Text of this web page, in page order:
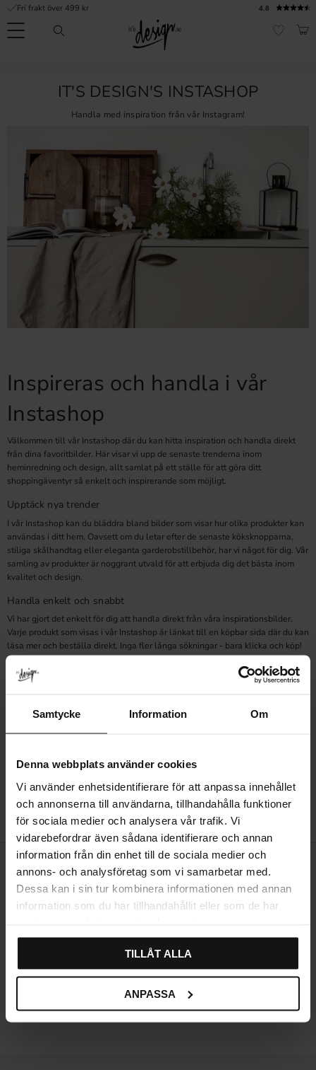
Samtycke Information Om
Denna webbplats använder cookies
Vi använder enhetsidentifierare för att anpassa innehållet
och annonserna till användarna, tillhandahålla funktioner
för sociala medier och analysera vår trafik. Vi
vidarebefordrar även sådana identifierare och annan
information från din enhet till de sociala medier och
annons- och analysföretag som vi samarbetar med.
Dessa kan i sin tur kombinera informationen med annan
information som du har tillhandahållit eller som de har
TILLÅT ALLA
ANPASSA
Meny
4.8
Fri frakt över 499 kr
IT'S DESIGN'S INSTASHOP
Handla med inspiration från vår Instagram!
Inspireras och handla i vår
Instashop
Välkommen till vår Instashop där du kan hitta inspiration och handla direkt
från dina favoritbilder. Här visar vi upp de senaste trenderna inom
heminredning och design, allt samlat på ett ställe för att göra ditt
shoppingäventyr så enkelt och inspirerande som möjligt.
Upptäck nya trender
I vår Instashop kan du bläddra bland bilder som visar hur olika produkter kan
användas i ditt hem. Oavsett om du letar efter de senaste köksknopparna,
stiliga skålhandtag eller eleganta garderobstillbehör, har vi något för dig. Vår
samling av produkter är noggrant utvald för att erbjuda dig det bästa inom
kvalitet och design.
Handla enkelt och snabbt
Vi har gjort det enkelt för dig att handla direkt från våra inspirationsbilder.
Varje produkt som visas i vår Instashop är länkat till en köpbar sida där du kan
läsa mer och beställa direkt. Inga fler långa sökningar - bara klicka och köp!
Skapa ditt drömhem
Med produkter från ledande leverantörer kan du vara säker på att du får
du föredrar en modern, klassisk, lantlig eller industriell stil, hittar du det du
produkter.
Vanliga frågor
Inspiration & Tips
sidor |
It's
Design